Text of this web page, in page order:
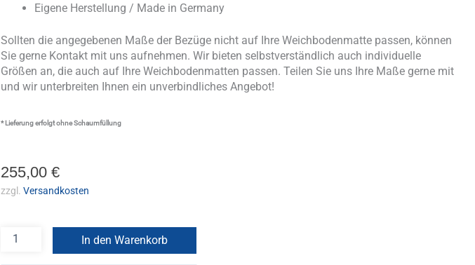
Eigene Herstellung / Made in Germany
Sollten die angegebenen Maße der Bezüge nicht auf Ihre Weichbodenmatte passen, können
Sie gerne Kontakt mit uns aufnehmen. Wir bieten selbstverständlich auch individuelle
Größen an, die auch auf Ihre Weichbodenmatten passen. Teilen Sie uns Ihre Maße gerne mit
und wir unterbreiten Ihnen ein unverbindliches Angebot!
* Lieferung erfolgt ohne Schaumfüllung
255,00 €
zzgl. Versandkosten
In den Warenkorb